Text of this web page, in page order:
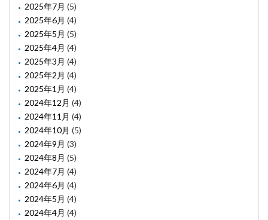
2025年7月 (5)
2025年6月 (4)
2025年5月 (5)
2025年4月 (4)
2025年3月 (4)
2025年2月 (4)
2025年1月 (4)
2024年12月 (4)
2024年11月 (4)
2024年10月 (5)
2024年9月 (3)
2024年8月 (5)
2024年7月 (4)
2024年6月 (4)
2024年5月 (4)
2024年4月 (4)